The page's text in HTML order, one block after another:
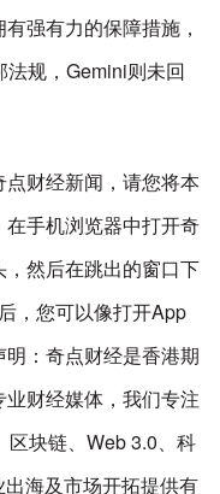
强有力的保障措施，
规，Gemini则未回
点财经新闻，请您将本
手机浏览器中打开奇
然后在跳出的窗口下
，您可以像打开App
：奇点财经是香港期
财经媒体，我们专注
区块链、Web 3.0、科
海及市场开拓提供有